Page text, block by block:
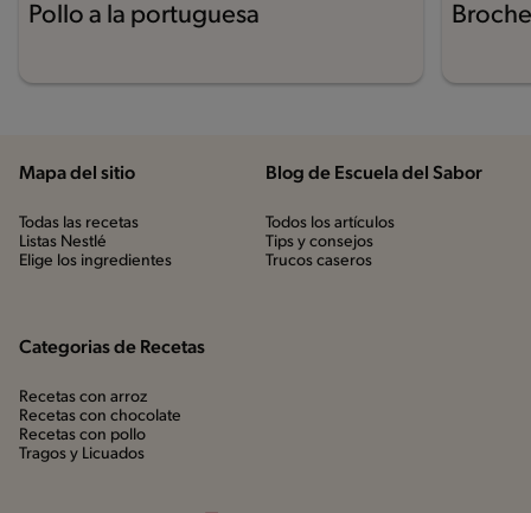
Pollo a la portuguesa
Mapa del sitio
Todas las recetas
Listas Nestlé
Elige los ingredientes
Blog de Escuela del Sabor
Todos los artículos
Tips y consejos
Trucos caseros
Categorias de Recetas
Recetas con arroz
Recetas con chocolate
Recetas con pollo
Tragos y Licuados